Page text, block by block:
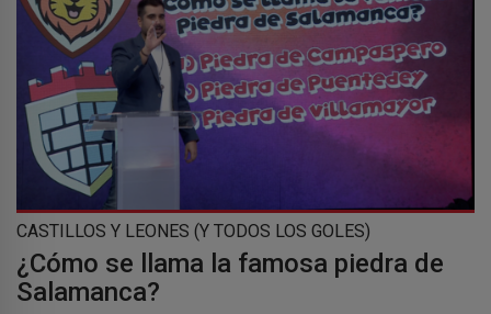
CASTILLOS Y LEONES (Y TODOS LOS GOLES)
¿Cómo se llama la famosa piedra de
Salamanca?